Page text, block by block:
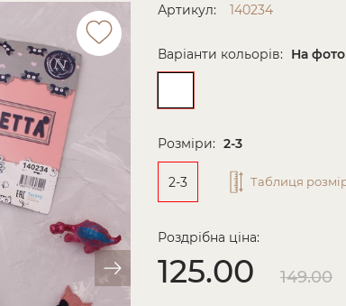
Артикул: 140234
Варіанти кольорів: На фото
Розміри: 2-3
2-3 Таблиця
Роздрібна ціна:
125.00 149.00